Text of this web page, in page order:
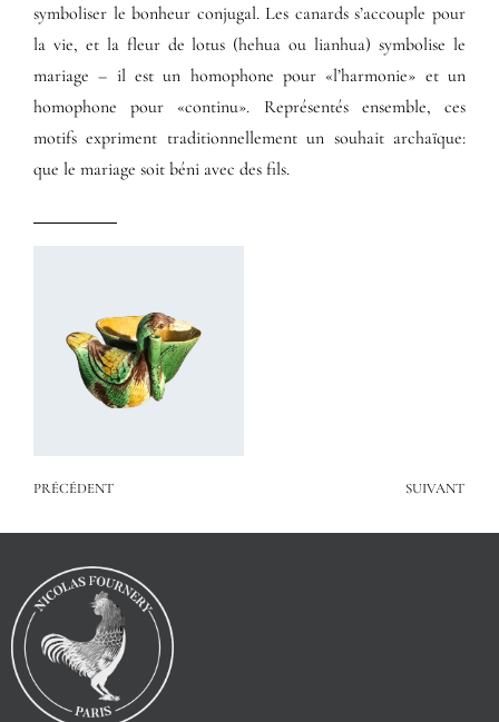
symboliser le bonheur conjugal. Les canards s’accouple pour
la vie, et la fleur de lotus (hehua ou lianhua) symbolise le
mariage – il est un homophone pour «l’harmonie» et un
homophone pour «continu». Représentés ensemble, ces
motifs expriment traditionnellement un souhait archaïque:
que le mariage soit béni avec des fils.
PRÉCÉDENT SUIVANT